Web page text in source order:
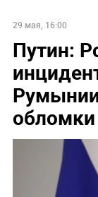
29 мая, 16:00
Путин:
обломки